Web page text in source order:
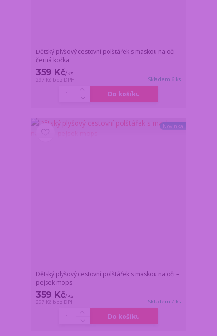
Dětský plyšový cestovní polštářek s maskou na oči –
černá kočka
359 Kč/ks
297 Kč bez DPH Skladem 6 ks
Do košíku
Novinka
Dětský plyšový cestovní polštářek s maskou na oči –
pejsek mops
359 Kč/ks
297 Kč bez DPH Skladem 7 ks
Do košíku